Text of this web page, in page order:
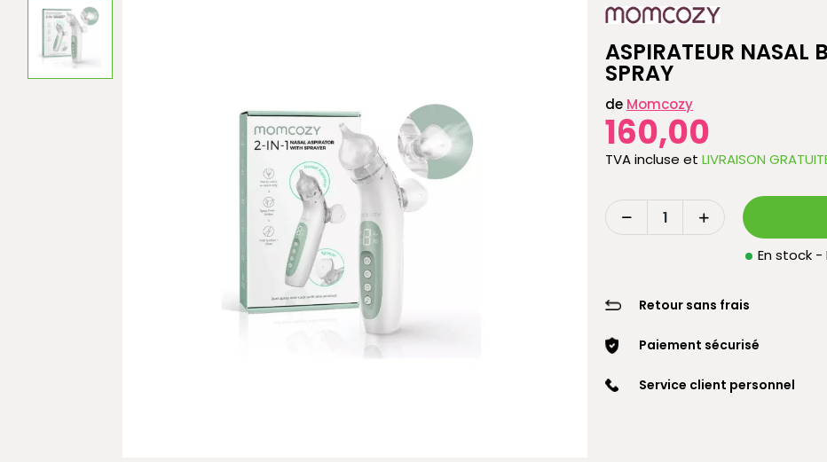
ASPIRATEUR NASAL
SPRAY
de Momcozy
160,00
TVA incluse et LIVRAISON
En stock -
Retour sans frais
Paiement sécurisé
Service client personnel